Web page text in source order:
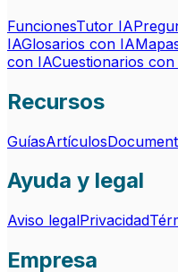
FuncionesTutor IA
IAGlosarios con IA
con IACuestionarios con
Recursos
GuíasArtículos
Ayuda y legal
Aviso legalPrivacidad
Empresa